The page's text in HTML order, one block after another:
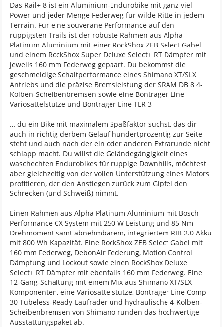
Das Rail+ 8 ist ein Aluminium-Endurobike mit ganz viel
Power und jeder Menge Federweg für wilde Ritte in jedem
Terrain. Für eine souveräne Performance auf den
ruppigsten Trails ist der robuste Rahmen aus Alpha
Platinum Aluminium mit einer RockShox ZEB Select Gabel
und einem RockShox Super Deluxe Select+ RT Dämpfer mit
jeweils 160 mm Federweg gepaart. Du bekommst die
geschmeidige Schaltperformance eines Shimano XT/SLX
Antriebs und die präzise Bremsleistung der SRAM DB 8 4-
Kolben-Scheibenbremsen sowie eine Bontrager Line
Variosattelstütze und Bontrager Line TLR 3
… du ein Bike mit maximalem Spaßfaktor suchst, das dir
auch in richtig derbem Geläuf hundertprozentig zur Seite
steht und auch nach der ein oder anderen Extrarunde nicht
schlapp macht. Du willst die Geländegängigkeit eines
waschechten Endurobikes für ruppige Downhills, möchtest
aber gleichzeitig von der vollen Unterstützung eines Motors
profitieren, der den Anstiegen zurück zum Gipfel den
Schrecken (und Schweiß) nimmt.
Einen Rahmen aus Alpha Platinum Aluminium mit Bosch
Performance CX System mit 250 W Leistung und 85 Nm
Drehmoment samt abnehmbarem, integriertem RIB 2.0 Akku
mit 800 Wh Kapazität. Eine RockShox ZEB Select Gabel mit
160 mm Federweg, DebonAir Federung, Motion Control
Dämpfung und Lockout sowie einen RockShox Deluxe
Select+ RT Dämpfer mit ebenfalls 160 mm Federweg. Eine
12-Gang-Schaltung mit einem Mix aus Shimano XT/SLX
Komponenten, eine Variosattelstütze, Bontrager Line Comp
30 Tubeless-Ready-Laufräder und hydraulische 4-Kolben-
Scheibenbremsen von Shimano runden das hochwertige
Ausstattungspaket ab.